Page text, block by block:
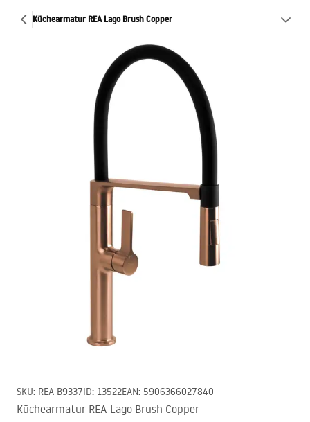
Küchearmatur REA Lago Brush Copper
SKU: REA-B9337ID: 13522EAN: 5906366027840
Küchearmatur REA Lago Brush Copper